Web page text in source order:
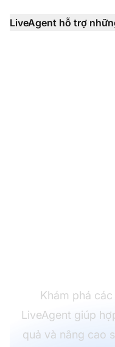
LiveAgent hỗ trợ
Khám phá
LiveAgent giúp
quả và nâng cao